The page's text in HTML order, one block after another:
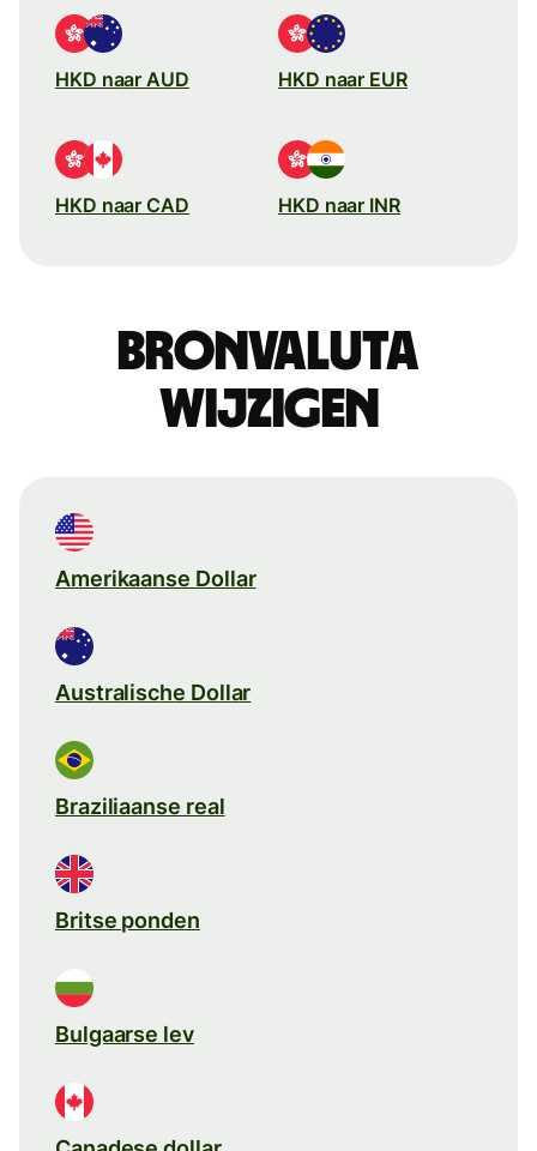
HKD naar AUD HKD naar EUR
HKD naar CAD HKD naar INR
Bronvaluta
wijzigen
Amerikaanse Dollar
Australische Dollar
Braziliaanse real
Britse ponden
Bulgaarse lev